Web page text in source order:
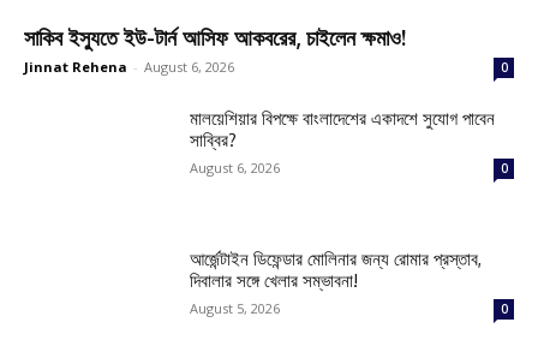
সাকিব ইস্যুতে ইউ-টার্ন আসিফ আকবরের, চাইলেন ক্ষমাও!
Jinnat Rehena - August 6, 2026 0
মালয়েশিয়ার বিপক্ষে বাংলাদেশের একাদশে সুযোগ পাবেন
সাব্বির?
August 6, 2026 0
আর্জেন্টাইন ডিফেন্ডার মোলিনার জন্য রোমার প্রস্তাব,
দিবালার সঙ্গে খেলার সম্ভাবনা!
August 5, 2026 0